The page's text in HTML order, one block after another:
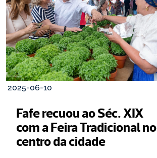
2025-06-10
Fafe recuou ao Séc. XIX
com a Feira Tradicional no
centro da cidade